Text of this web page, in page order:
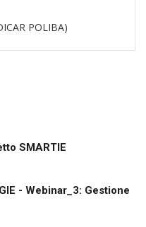
POLIBA)
SMARTIE
- Webinar_3: Gestione